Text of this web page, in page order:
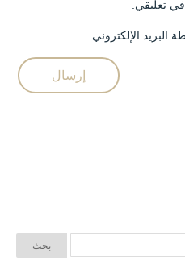
تعليقي.
البريد الإلكتروني.